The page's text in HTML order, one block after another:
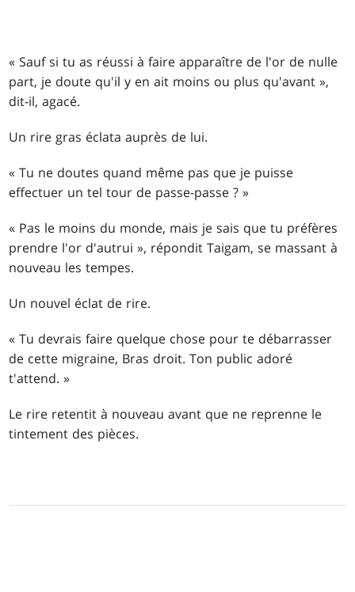
« Sauf si tu as réussi à faire apparaître de l'or de nulle
part, je doute qu'il y en ait moins ou plus qu'avant »,
dit-il, agacé.
Un rire gras éclata auprès de lui.
« Tu ne doutes quand même pas que je puisse
effectuer un tel tour de passe-passe ? »
« Pas le moins du monde, mais je sais que tu préfères
prendre l'or d'autrui », répondit Taigam, se massant à
nouveau les tempes.
Un nouvel éclat de rire.
« Tu devrais faire quelque chose pour te débarrasser
de cette migraine, Bras droit. Ton public adoré
t'attend. »
Le rire retentit à nouveau avant que ne reprenne le
tintement des pièces.